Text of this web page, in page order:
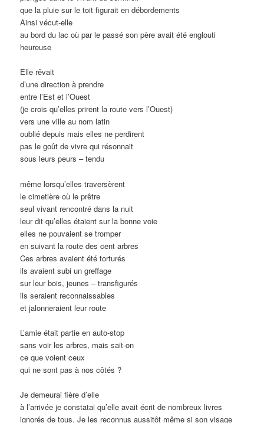
que la pluie sur le toit figurait en débordements
Ainsi vécut-elle
au bord du lac où par le passé son père avait été englouti
heureuse
Elle rêvait
d’une direction à prendre
entre l’Est et l’Ouest
(je crois qu’elles prirent la route vers l’Ouest)
vers une ville au nom latin
oublié depuis mais elles ne perdirent
pas le goût de vivre qui résonnait
sous leurs peurs – tendu
même lorsqu’elles traversèrent
le cimetière où le prêtre
seul vivant rencontré dans la nuit
leur dit qu’elles étaient sur la bonne voie
elles ne pouvaient se tromper
en suivant la route des cent arbres
Ces arbres avaient été torturés
ils avaient subi un greffage
sur leur bois, jeunes – transfigurés
ils seraient reconnaissables
et jalonneraient leur route
L’amie était partie en auto-stop
sans voir les arbres, mais sait-on
ce que voient ceux
qui ne sont pas à nos côtés ?
Je demeurai fière d’elle
à l’arrivée je constatai qu’elle avait écrit de nombreux livres
ignorés de tous. Je les reconnus aussitôt même si son visage